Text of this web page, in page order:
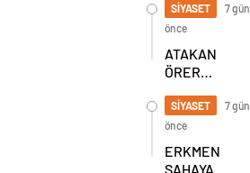
BULUŞMA!
SEKİZ İL
BAŞKANI
BİR ARADA
SİYASET
7 gün
önce
ATAKAN
ÖRER
BAŞKAN
SEÇİLDİ
SİYASET
7 gün
önce
ERKMEN
SAHAYA